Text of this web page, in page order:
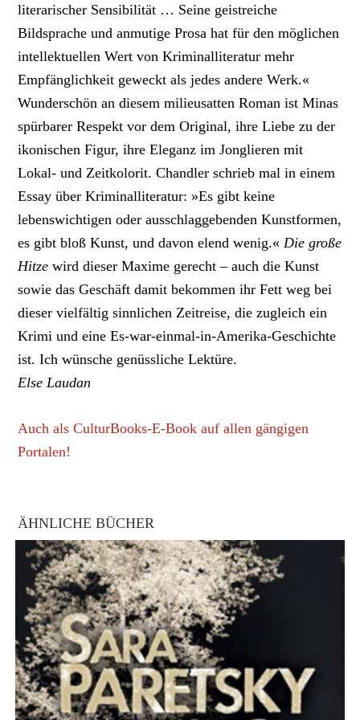
literarischer Sensibilität … Seine geistreiche
Bildsprache und anmutige Prosa hat für den möglichen
intellektuellen Wert von Kriminalliteratur mehr
Empfänglichkeit geweckt als jedes andere Werk.«
Wunderschön an diesem milieusatten Roman ist Minas
spürbarer Respekt vor dem Original, ihre Liebe zu der
ikonischen Figur, ihre Eleganz im Jonglieren mit
Lokal- und Zeitkolorit. Chandler schrieb mal in einem
Essay über Kriminalliteratur: »Es gibt keine
lebenswichtigen oder ausschlaggebenden Kunstformen,
es gibt bloß Kunst, und davon elend wenig.« Die große
Hitze wird dieser Maxime gerecht – auch die Kunst
sowie das Geschäft damit bekommen ihr Fett weg bei
dieser vielfältig sinnlichen Zeitreise, die zugleich ein
Krimi und eine Es-war-einmal-in-Amerika-­Geschichte
ist. Ich wünsche genüssliche Lektüre.
Else Laudan
Auch als CulturBooks-E-Book auf allen gängigen
Portalen!
ÄHNLICHE BÜCHER